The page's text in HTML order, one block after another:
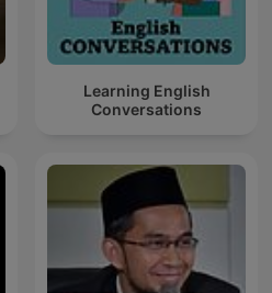
Learning English
Conversations